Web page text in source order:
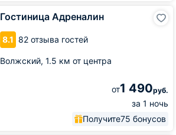
Гостиница Адреналин
8.1 82 отзыва гостей
Волжский, 1.5 км от центра
от1 490руб.
за 1 ночь
Получите75 бонусов